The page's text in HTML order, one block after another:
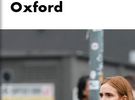
Oxford